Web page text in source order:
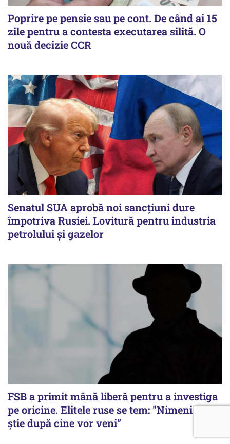
Poprire pe pensie sau pe cont. De când ai 15
zile pentru a contesta executarea silită. O
nouă decizie CCR
Senatul SUA aprobă noi sancțiuni dure
împotriva Rusiei. Lovitură pentru industria
petrolului și gazelor
FSB a primit mână liberă pentru a investiga
pe oricine. Elitele ruse se tem: "Nimeni nu
știe după cine vor veni”